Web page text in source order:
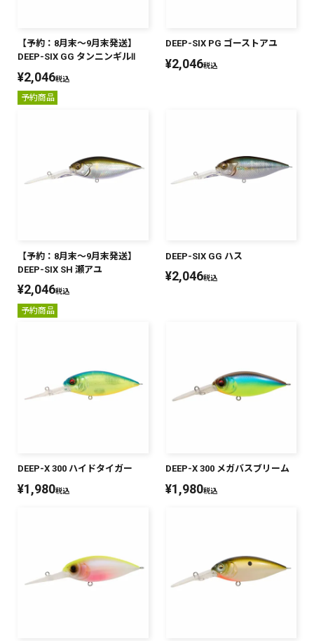
【予約：8月末～9月末発送】
DEEP-SIX GG タンニンギルⅡ
¥2,046税込
予約商品
DEEP-SIX PG ゴーストアユ
¥2,046税込
【予約：8月末～9月末発送】
DEEP-SIX SH 瀬アユ
¥2,046税込
予約商品
DEEP-SIX GG ハス
¥2,046税込
DEEP-X 300 ハイドタイガー
¥1,980税込
DEEP-X 300 メガバスブリーム
¥1,980税込